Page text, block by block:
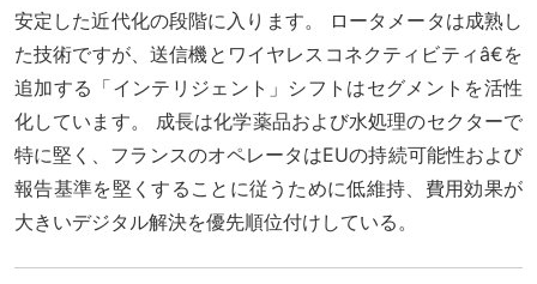
安定した近代化の段階に入ります。 ロータメータは成熟し
た技術ですが、送信機とワイヤレスコネクティビティâ€を
追加する「インテリジェント」シフトはセグメントを活性
化しています。 成長は化学薬品および水処理のセクターで
特に堅く、フランスのオペレータはEUの持続可能性および
報告基準を堅くすることに従うために低維持、費用効果が
大きいデジタル解決を優先順位付けしている。